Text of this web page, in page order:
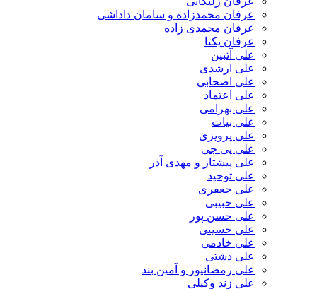
عرفان محمدزاده و سامان داداشی
عرفان محمدی زاده
عرفان یکتا
علی آتبین
علی ارشدی
علی اصحابی
علی اعتماد
علی بهرامی
علی بیات
علی پرویزی
علی پی جی
علی پیشتاز و مهدی آذر
علی توحید
علی جعفری
علی حبیبی
علی حسن پور
علی حسینی
علی خادمی
علی دشتی
علی رمضانپور و آمین بند
علی زند وکیلی